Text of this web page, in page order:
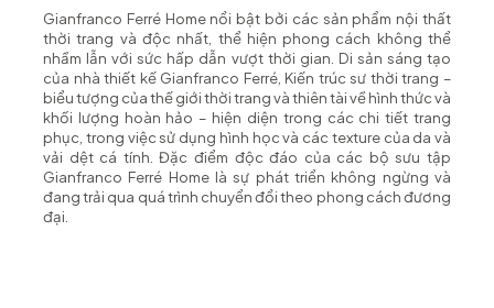
Gianfranco Ferré Home nổi bật bởi các sản phẩm nội thất
thời trang và độc nhất, thể hiện phong cách không thể
nhầm lẫn với sức hấp dẫn vượt thời gian. Di sản sáng tạo
của nhà thiết kế Gianfranco Ferré, Kiến trúc sư thời trang –
biểu tượng của thế giới thời trang và thiên tài về hình thức và
khối lượng hoàn hảo – hiện diện trong các chi tiết trang
phục, trong việc sử dụng hình học và các texture của da và
vải dệt cá tính. Đặc điểm độc đáo của các bộ sưu tập
Gianfranco Ferré Home là sự phát triển không ngừng và
đang trải qua quá trình chuyển đổi theo phong cách đương
đại.